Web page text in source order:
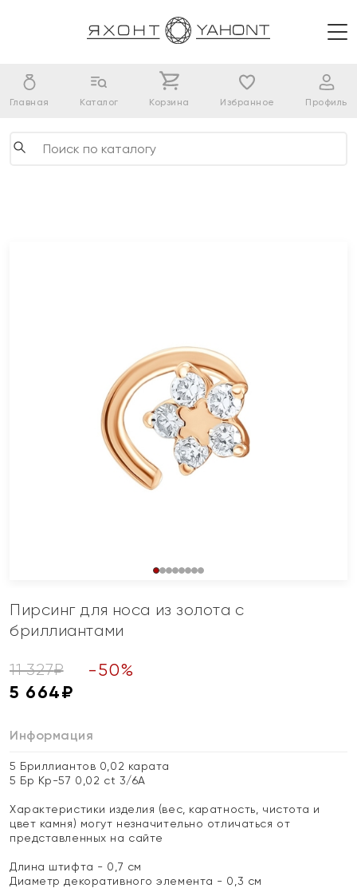
Главная Каталог Корзина Избранное Профиль
Пирсинг для носа из золота с
бриллиантами
11 327₽ -50%
5 664₽
Информация
5 Бриллиантов 0,02 карата
5 Бр Кр-57 0,02 ct 3/6А
Характеристики изделия (вес, каратность, чистота и
цвет камня) могут незначительно отличаться от
представленных на сайте
Длина штифта - 0,7 см
Диаметр декоративного элемента - 0,3 см